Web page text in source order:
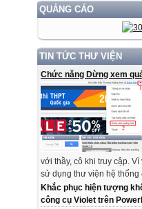
QUẢNG CÁO
TIN TỨC THƯ VIỆN
Chức năng Dừng xem
với thầy, cô khi truy cập.
sử dụng thư viện hệ
Khắc phục hiện tượng
công cụ Violet trên